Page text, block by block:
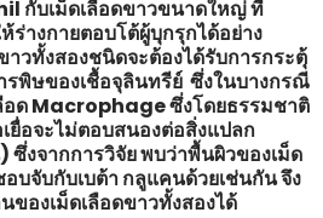
กับเม็ดเลือดขาวขนาดใหญ่ ที่
างกายตอบโต้ผู้บุกรุกได้อย่าง
วทั้งสองชนิดจะต้องได้รับการกระตุ้
พิษของเชื้อจุลินทรีย์ ซึ่งในบางกรณี
อด Macrophage ซึ่งโดยธรรมชาติ
ยื่อจะไม่ตอบสนองต่อสิ่งแปลก
งจากการวิจัย พบว่าพื้นผิวของเม็ด
บจับกับเบต้า กลูแคนด้วยเช่นกัน จึง
ของเม็ดเลือดขาวทั้งสองได้